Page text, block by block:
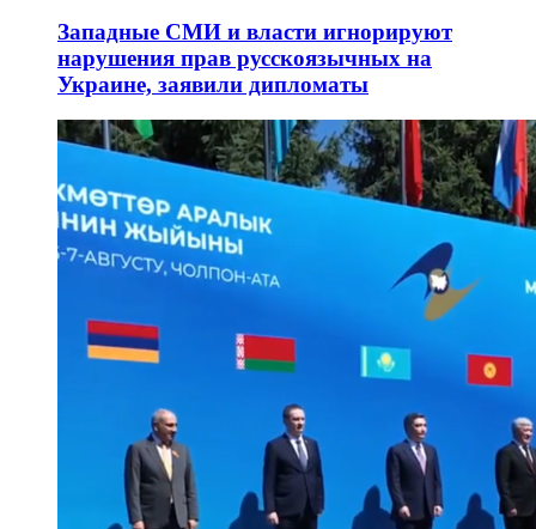
Западные СМИ и власти игнорируют
нарушения прав русскоязычных на
Украине, заявили дипломаты